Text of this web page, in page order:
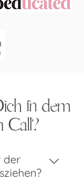
in dem
Call?
der